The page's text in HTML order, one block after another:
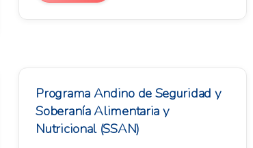
Programa Andino de Seguridad y
Soberanía Alimentaria y
Nutricional (SSAN)